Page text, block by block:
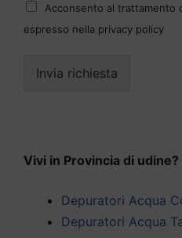
Acconsento al trattamento
espresso nella privacy policy
Invia richiesta
Vivi in Provincia di
Depuratori Acqua
Depuratori Acqua